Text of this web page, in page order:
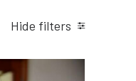
Hide filters